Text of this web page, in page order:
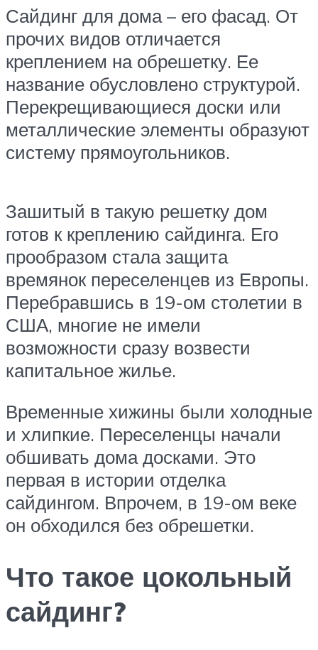
Сайдинг для дома – его фасад. От
прочих видов отличается
креплением на обрешетку. Ее
название обусловлено структурой.
Перекрещивающиеся доски или
металлические элементы образуют
систему прямоугольников.
Зашитый в такую решетку дом
готов к креплению сайдинга. Его
прообразом стала защита
времянок переселенцев из Европы.
Перебравшись в 19-ом столетии в
США, многие не имели
возможности сразу возвести
капитальное жилье.
Временные хижины были холодные
и хлипкие. Переселенцы начали
обшивать дома досками. Это
первая в истории отделка
сайдингом. Впрочем, в 19-ом веке
он обходился без обрешетки.
Что такое цокольный
сайдинг?